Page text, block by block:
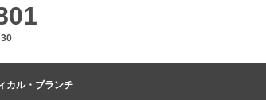
カル・ブランチ